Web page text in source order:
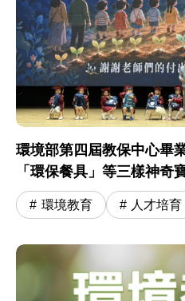
環境部第四屆教保中心畢
「環保餐具」等三樣神奇
兵開啟小學冒險旅程
環境教育 人才培育